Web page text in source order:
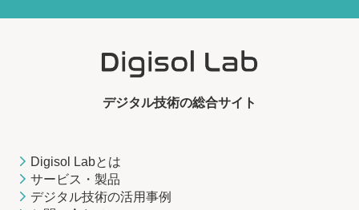
デジタル技術の総合サイト
Digisol Labとは
サービス・製品
デジタル技術の活用事例